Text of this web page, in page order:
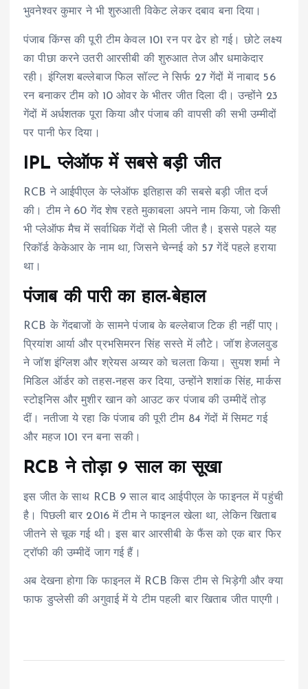
भुवनेश्वर कुमार ने भी शुरुआती विकेट लेकर दबाव बना दिया।
पंजाब किंग्स की पूरी टीम केवल 101 रन पर ढेर हो गई। छोटे लक्ष्य
का पीछा करने उतरी आरसीबी की शुरुआत तेज और धमाकेदार
रही। इंग्लिश बल्लेबाज फिल सॉल्ट ने सिर्फ 27 गेंदों में नाबाद 56
रन बनाकर टीम को 10 ओवर के भीतर जीत दिला दी। उन्होंने 23
गेंदों में अर्धशतक पूरा किया और पंजाब की वापसी की सभी उम्मीदों
पर पानी फेर दिया।
IPL प्लेऑफ में सबसे बड़ी जीत
RCB ने आईपीएल के प्लेऑफ इतिहास की सबसे बड़ी जीत दर्ज
की। टीम ने 60 गेंद शेष रहते मुकाबला अपने नाम किया, जो किसी
भी प्लेऑफ मैच में सर्वाधिक गेंदों से मिली जीत है। इससे पहले यह
रिकॉर्ड केकेआर के नाम था, जिसने चेन्नई को 57 गेंदें पहले हराया
था।
पंजाब की पारी का हाल-बेहाल
RCB के गेंदबाजों के सामने पंजाब के बल्लेबाज टिक ही नहीं पाए।
प्रियांश आर्या और प्रभसिमरन सिंह सस्ते में लौटे। जॉश हेजलवुड
ने जॉश इंग्लिश और श्रेयस अय्यर को चलता किया। सुयश शर्मा ने
मिडिल ऑर्डर को तहस-नहस कर दिया, उन्होंने शशांक सिंह, मार्कस
स्टोइनिस और मुशीर खान को आउट कर पंजाब की उम्मीदें तोड़
दीं। नतीजा ये रहा कि पंजाब की पूरी टीम 84 गेंदों में सिमट गई
और महज 101 रन बना सकी।
RCB ने तोड़ा 9 साल का सूखा
इस जीत के साथ RCB 9 साल बाद आईपीएल के फाइनल में पहुंची
है। पिछली बार 2016 में टीम ने फाइनल खेला था, लेकिन खिताब
जीतने से चूक गई थी। इस बार आरसीबी के फैंस को एक बार फिर
ट्रॉफी की उम्मीदें जाग गई हैं।
अब देखना होगा कि फाइनल में RCB किस टीम से भिड़ेगी और क्या
फाफ डुप्लेसी की अगुवाई में ये टीम पहली बार खिताब जीत पाएगी।